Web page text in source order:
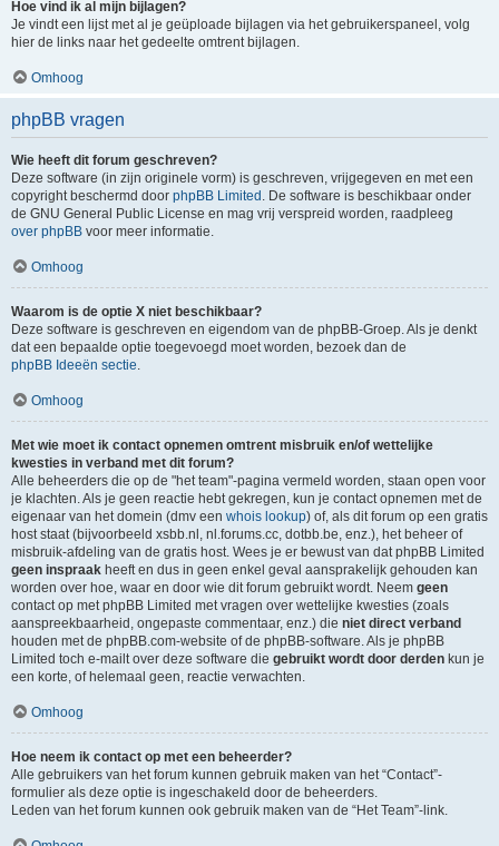
Hoe vind ik al mijn bijlagen?
Je vindt een lijst met al je geüploade bijlagen via het gebruikerspaneel, volg
hier de links naar het gedeelte omtrent bijlagen.
Omhoog
phpBB vragen
Wie heeft dit forum geschreven?
Deze software (in zijn originele vorm) is geschreven, vrijgegeven en met een
copyright beschermd door phpBB Limited . De software is beschikbaar onder
de GNU General Public License en mag vrij verspreid worden, raadpleeg
over phpBB voor meer informatie.
Omhoog
Waarom is de optie X niet beschikbaar?
Deze software is geschreven en eigendom van de phpBB-Groep. Als je denkt
dat een bepaalde optie toegevoegd moet worden, bezoek dan de
phpBB Ideeën sectie.
Omhoog
Met wie moet ik contact opnemen omtrent misbruik en/of wettelijke
kwesties in verband met dit forum?
Alle beheerders die op de "het team"-pagina vermeld worden, staan open voor
je klachten. Als je geen reactie hebt gekregen, kun je contact opnemen met de
eigenaar van het domein (dmv een whois lookup) of, als dit forum op een gratis
host staat (bijvoorbeeld xsbb.nl, nl.forums.cc, dotbb.be, enz.), het beheer of
misbruik-afdeling van de gratis host. Wees je er bewust van dat phpBB Limited
geen inspraak heeft en dus in geen enkel geval aansprakelijk gehouden kan
worden over hoe, waar en door wie dit forum gebruikt wordt. Neem geen
contact op met phpBB Limited met vragen over wettelijke kwesties (zoals
aanspreekbaarheid, ongepaste commentaar, enz.) die niet direct verband
houden met de phpBB.com-website of de phpBB-software. Als je phpBB
Limited toch e-mailt over deze software die gebruikt wordt door derden kun je
een korte, of helemaal geen, reactie verwachten.
Omhoog
Hoe neem ik contact op met een beheerder?
Alle gebruikers van het forum kunnen gebruik maken van het “Contact”-
formulier als deze optie is ingeschakeld door de beheerders.
Leden van het forum kunnen ook gebruik maken van de “Het Team”-link.